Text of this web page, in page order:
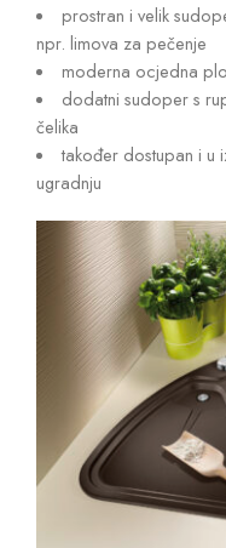
prostran i velik
npr. limova za pečenje
moderna ocjedna
dodatni sudoper s
čelika
također dostupan i u
ugradnju